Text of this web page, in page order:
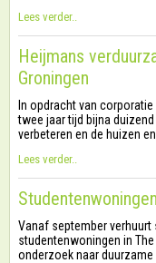
Lees verder..
Heijmans
Groningen
In opdracht van
twee jaar tijd bijna
verbeteren en de huizen
Lees verder..
Vanaf september
studentenwoningen in
onderzoek naar